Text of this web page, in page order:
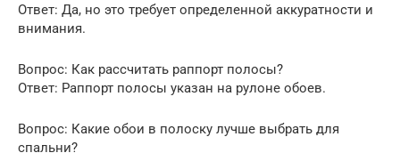
Ответ: Да, но это требует определенной аккуратности и
внимания.
Вопрос: Как рассчитать раппорт полосы?
Ответ: Раппорт полосы указан на рулоне обоев.
Вопрос: Какие обои в полоску лучше выбрать для
спальни?